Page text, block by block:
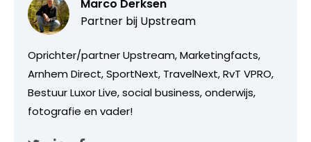
Marco Derksen
Partner bij Upstream
Oprichter/partner Upstream, Marketingfacts,
Arnhem Direct, SportNext, TravelNext, RvT VPRO,
Bestuur Luxor Live, social business, onderwijs,
fotografie en vader!